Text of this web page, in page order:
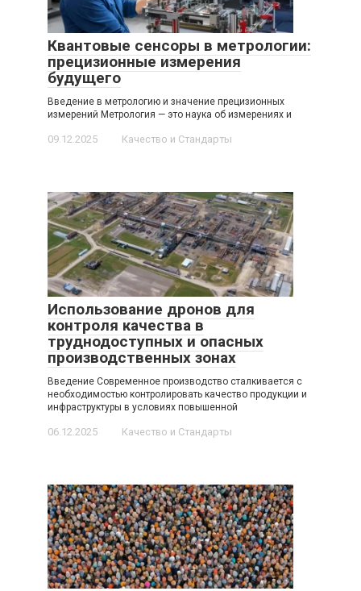
Квантовые сенсоры в метрологии:
прецизионные измерения
будущего
Введение в метрологию и значение прецизионных
измерений Метрология — это наука об измерениях и
09.12.2025 Качество и Стандарты
Использование дронов для
контроля качества в
труднодоступных и опасных
производственных зонах
Введение Современное производство сталкивается с
необходимостью контролировать качество продукции и
инфраструктуры в условиях повышенной
06.12.2025 Качество и Стандарты